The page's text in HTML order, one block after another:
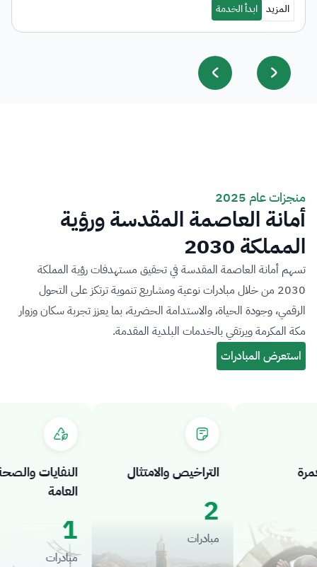
منجزات عام 2025
أمانة العاصمة المقدسة ورؤية
المملكة 2030
تسهم أمانة العاصمة المقدسة في تحقيق مستهدفات رؤية المملكة
2030 من خلال مبادرات نوعية ومشاريع تنموية ترتكز على التحول
الرقمي، وجودة الحياة، والاستدامة الحضرية، بما يعزز تجربة سكان وزوار
مكة المكرمة ويرتقي بالخدمات البلدية المقدمة.
النفايات والصحة
العامة
1
مبادرات
التراخيص والامتثال
2
مبادرات